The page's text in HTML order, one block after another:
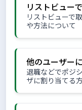
リストビュー
リストビューで
や方法について
他のユーザー
退職などでポジ
ザに割り当てる